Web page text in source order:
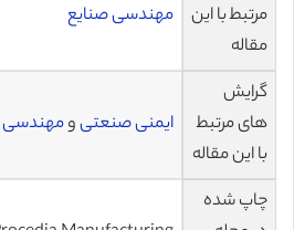
مرتبط با این
مقاله
مهندسی صنایع
گرایش
های مرتبط
با این مقاله
ایمنی صنعتیو
چاپ شده